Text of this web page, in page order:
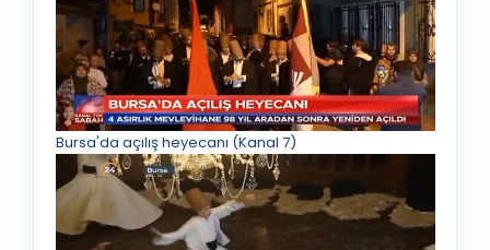
Bursa'da açılış heyecanı (Kanal 7)